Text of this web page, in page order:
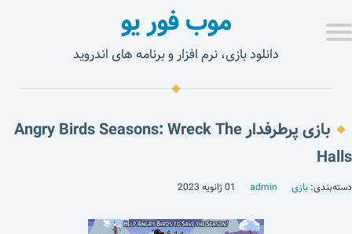
موب فور یو
دانلود بازی، نرم افزار و برنامه های اندروید
بازی پرطرفدار Angry Birds Seasons: Wreck The
Halls
دسته‌بندی: بازی admin 01 ژانویه 2023